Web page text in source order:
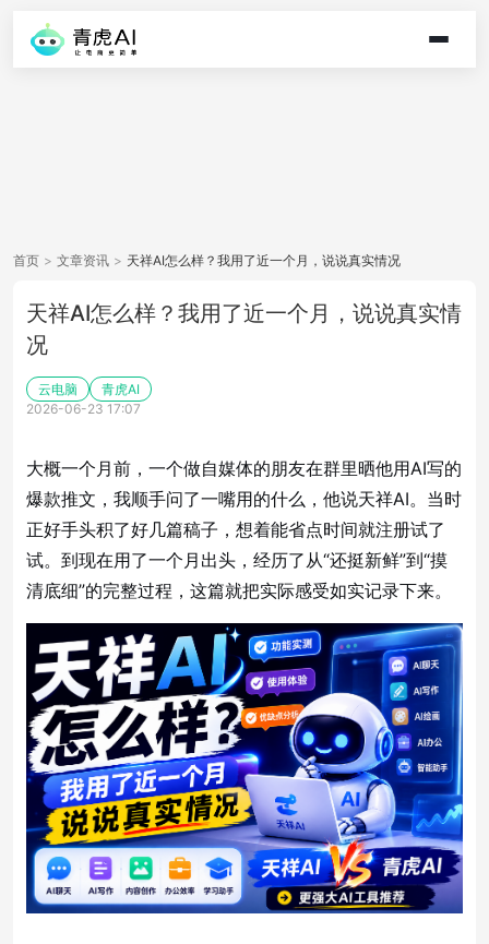
首页 > 文章资讯 > 天祥AI怎么样？我用了近一个月，说说真实情况
天祥AI怎么样？我用了近一个月，说说真实情
况
云电脑
青虎AI
2026-06-23 17:07
大概一个月前，一个做自媒体的朋友在群里晒他用AI写的
爆款推文，我顺手问了一嘴用的什么，他说天祥AI。当时
正好手头积了好几篇稿子，想着能省点时间就注册试了
试。到现在用了一个月出头，经历了从“还挺新鲜”到“摸
清底细”的完整过程，这篇就把实际感受如实记录下来。